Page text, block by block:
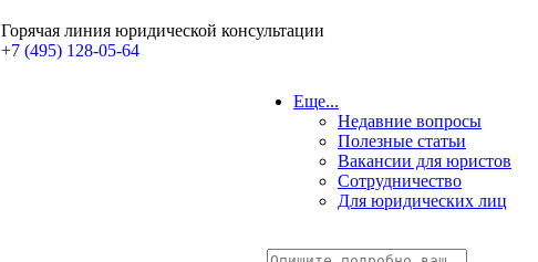
Горячая линия юридической консультации
+7 (495) 128-05-64
Еще...
Недавние вопросы
Полезные статьи
Вакансии для юристов
Сотрудничество
Для юридических лиц